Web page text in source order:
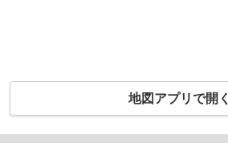
地図アプリで開く